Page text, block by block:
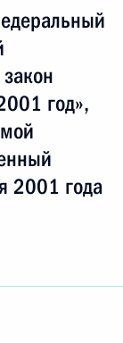
год»,
2001 года